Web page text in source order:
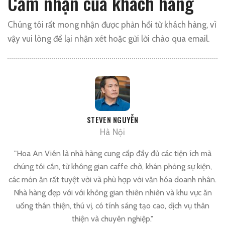
Chúng tôi rất mong nhận được phản hồi từ khách hàng, vì
vậy vui lòng để lại nhận xét hoặc gửi lời chào qua email.
STEVEN NGUYỄN
Hà Nội
Hoa An Viên là nhà hàng cung cấp đầy đủ các tiện ích mà
chúng tôi cần, từ không gian caffe chờ, khán phòng sự kiện,
các món ăn rất tuyệt vời và phù hợp với văn hóa doanh nhân.
Nhà hàng đẹp với với không gian thiên nhiên và khu vực ăn
uống thân thiện, thú vị, có tính sáng tạo cao, dịch vụ thân
thiện và chuyên nghiệp.